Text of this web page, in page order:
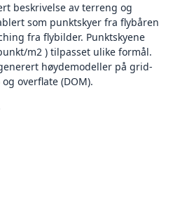
beskrivelse av terreng og
som punktskyer fra flybåren
fra flybilder. Punktskyene
m2 ) tilpasset ulike formål.
høydemodeller på grid-
overflate (DOM).